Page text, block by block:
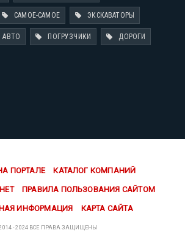
САМОЕ-САМОЕ ЭКСКАВАТОРЫ
АВТО ПОГРУЗЧИКИ ДОРОГИ
ПОРТАЛЕ КАТАЛОГ КОМПАНИЙ
ПРАВИЛА ПОЛЬЗОВАНИЯ САЙТОМ
ИНФОРМАЦИЯ КАРТА САЙТА
- 2024 ВСЕ ПРАВА ЗАЩИЩЕНЫ